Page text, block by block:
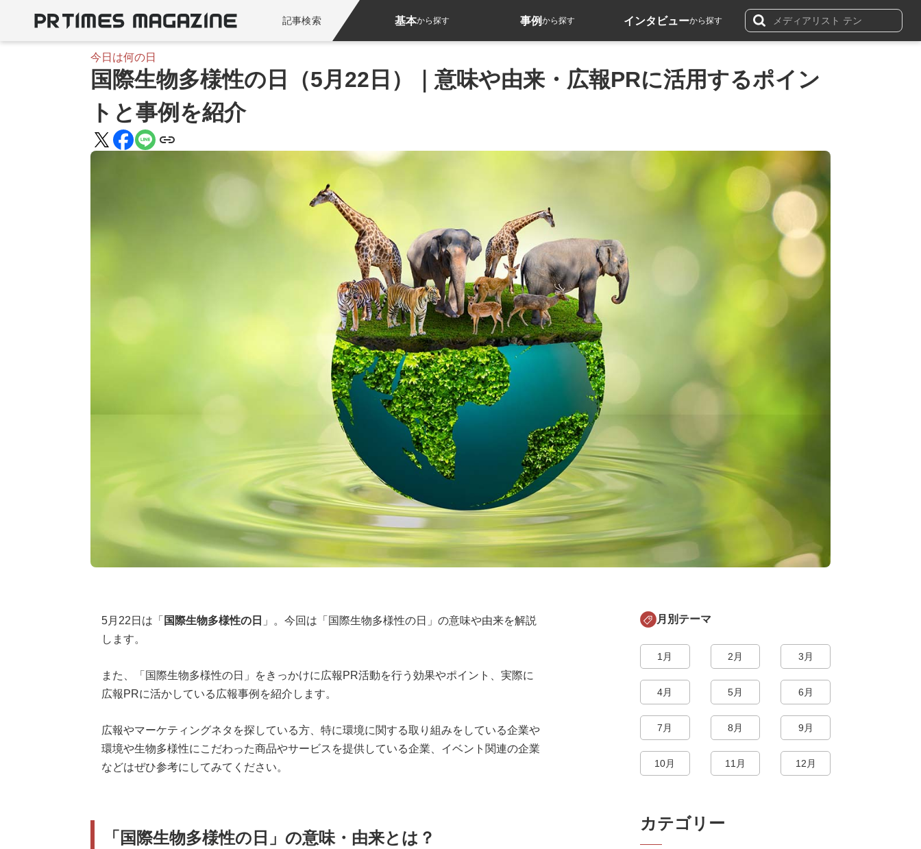
記事検索 基本から探す 事例から探す インタビューから探す
今日は何の日
国際生物多様性の日（5月22日）｜意味や由来・広報PRに活用するポイン
トと事例を紹介
5月22日は「 国際生物多様性の日 」。今回は「国際生物多様性の日」の意味や由来を解説
します。
また、「国際生物多様性の日」をきっかけに広報PR活動を行う効果やポイント、実際に
広報PRに活かしている広報事例を紹介します。
広報やマーケティングネタを探している方、特に環境に関する取り組みをしている企業や
環境や生物多様性にこだわった商品やサービスを提供している企業、イベント関連の企業
などはぜひ参考にしてみてください。
「国際生物多様性の日」の意味・由来とは？
月別テーマ
1月 2月 3月
4月 5月 6月
7月 8月 9月
10月 11月 12月
カテゴリー